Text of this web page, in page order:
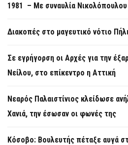
1981 – Με συναυλία Νικολόπουλου
Διακοπές στο μαγευτικό νότιο
Σε εγρήγορση οι Αρχές για την
Νείλου, στο επίκεντρο η Αττική
Νεαρός Παλαιστίνιος κλείδωσε
Χανιά, την έσωσαν οι φωνές της
Κόσοβο: Βουλευτής πέταξε αυγά